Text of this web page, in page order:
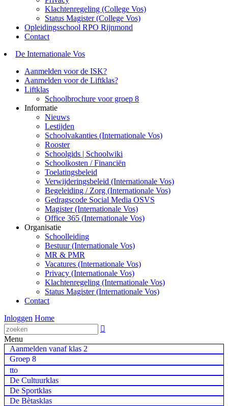
Klachtenregeling (College Vos)
Status Magister (College Vos)
Opleidingsschool RPO Rijnmond
Contact
De Internationale Vos
Aanmelden voor de ISK?
Aanmelden voor de Liftklas?
Liftklas
Schoolbrochure voor groep 8
Informatie
Nieuws
Lestijden
Schoolvakanties (Internationale Vos)
Rooster
Schoolgids | Schoolwiki
Schoolkosten / Financiën
Toelatingsbeleid
Verwijderingsbeleid (Internationale Vos)
Begeleiding / Zorg (Internationale Vos)
Gedragscode Social Media OSVS
Magister (Internationale Vos)
Office 365 (Internationale Vos)
Organisatie
Schoolleiding
Bestuur (Internationale Vos)
MR & PMR
Vacatures (Internationale Vos)
Privacy (Internationale Vos)
Klachtenregeling (Internationale Vos)
Status Magister (Internationale Vos)
Contact
Inloggen Home

Menu
Aanmelden vanaf klas 2
Groep 8
tto
De Cultuurklas
De Sportklas
De Bètasklas